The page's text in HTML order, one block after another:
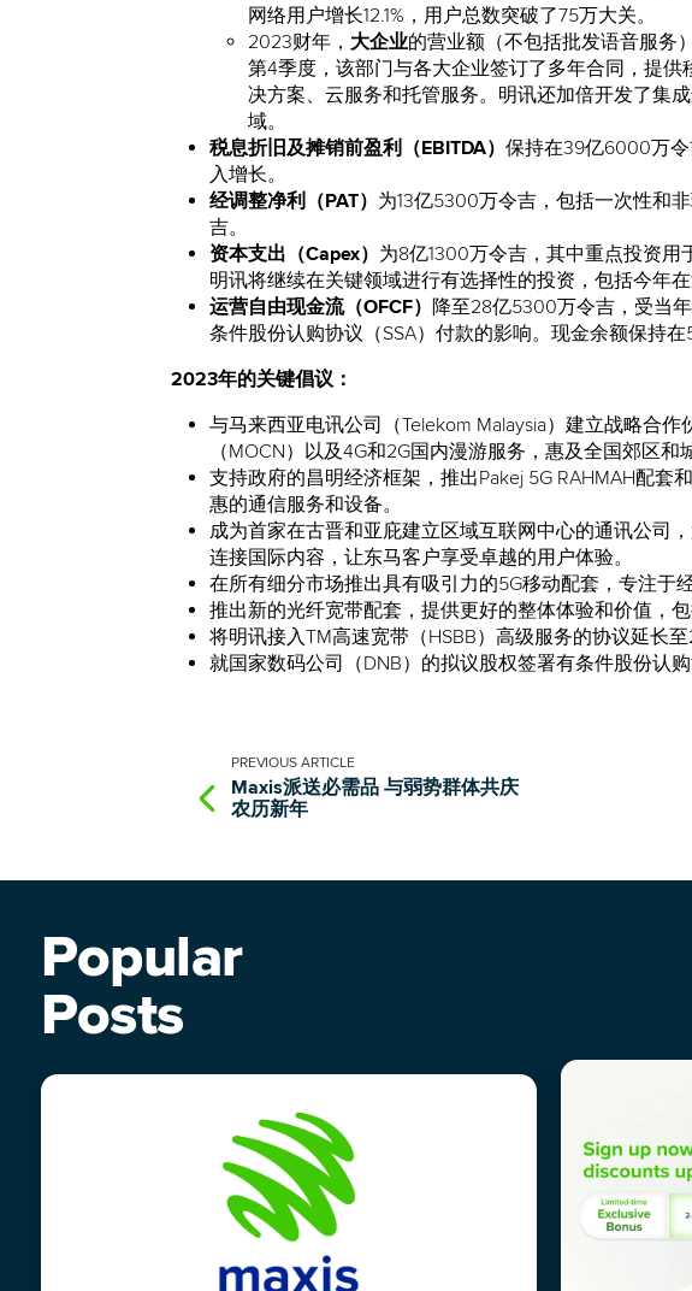
网络用户增长12.1%，用户总数突破了75万大关。
2023财年， 大企业的营业额（不包括批发语音服务
第4季度，该部门与各大企业签订了多年合同，提
决方案、云服务和托管服务。明讯还加倍开发了集
域。
税息折旧及摊销前盈利（EBITDA） 保持在39亿6000万
入增长。
经调整净利（PAT） 为13亿5300万令吉，包括一次性和
吉。
资本支出（Capex） 为8亿1300万令吉，其中重点投资用
明讯将继续在关键领域进行有选择性的投资，包括今年
运营自由现金流（OFCF） 降至28亿5300万令吉，受当
条件股份认购协议（SSA）付款的影响。现金余额保持在
2023年的关键倡议：
与马来西亚电讯公司（Telekom Malaysia）建立战略合
（MOCN）以及4G和2G国内漫游服务，惠及全国郊区和
支持政府的昌明经济框架，推出Pakej 5G RAHMAH配套
惠的通信服务和设备。
成为首家在古晋和亚庇建立区域互联网中心的通讯公司
连接国际内容，让东马客户享受卓越的用户体验。
在所有细分市场推出具有吸引力的5G移动配套，专注于
推出新的光纤宽带配套，提供更好的整体体验和价值，包
将明讯接入TM高速宽带（HSBB）高级服务的协议延长至
就国家数码公司（DNB）的拟议股权签署有条件股份认购
PREVIOUS ARTICLE
Maxis派送必需品 与弱势群体共庆
农历新年
Popular
Posts